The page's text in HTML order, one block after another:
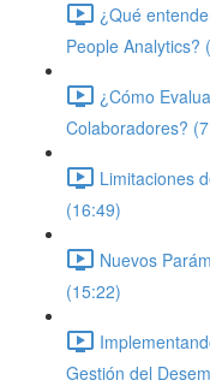
¿Qué
People Analytics?
¿Cómo
Colaboradores?
Limitaciones
(16:49)
Nuevos
(15:22)
Gestión del